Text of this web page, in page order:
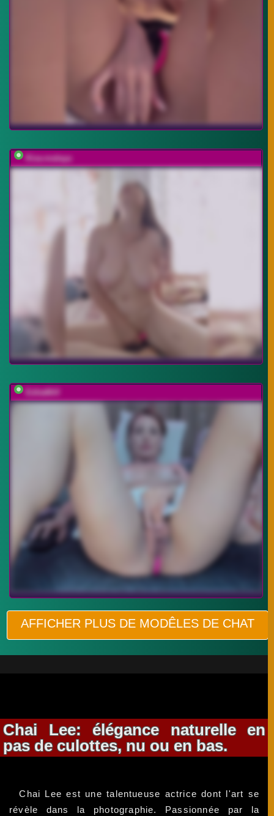
Kisa-malaya
EditaMilf
AFFICHER PLUS DE MODÊLES DE CHAT
Chai Lee: élégance naturelle en
pas de culottes, nu ou en bas.
Chai Lee est une talentueuse actrice dont l'art se
révèle dans la photographie. Passionnée par la